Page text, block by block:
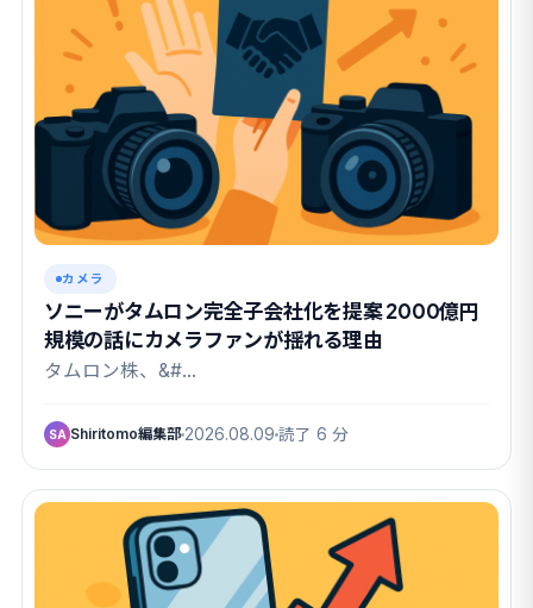
カメラ
ソニーがタムロン完全子会社化を提案 2000億円
規模の話にカメラファンが揺れる理由
タムロン株、&#…
SA Shiritomo編集部 2026.08.09 読了 6 分